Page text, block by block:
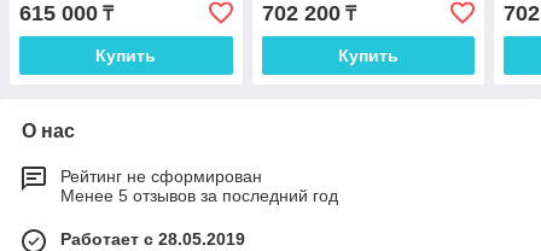
615 000 ₸
Купить
702 200₸
Купить
О нас
Рейтинг не сформирован
Менее 5 отзывов за последний год
Работает с 28.05.2019